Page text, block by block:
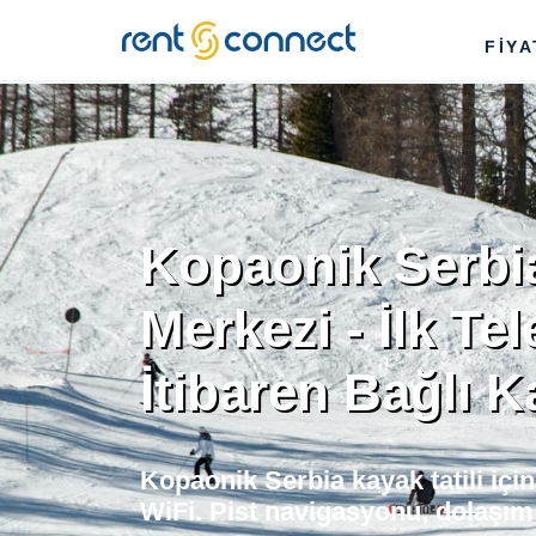
RENT'N
CONNECT
Kopaonik
Merkezi - İlk
İtibaren Bağlı
Kopaonik Serbia kayak tatili için
WiFi. Pist navigasyonu,